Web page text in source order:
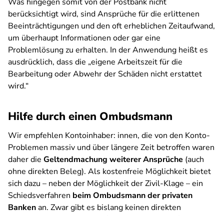
berücksichtigt wird, sind Ansprüche für die erlittenen
Beeinträchtigungen und den oft erheblichen Zeitaufwand,
um überhaupt Informationen oder gar eine
Problemlösung zu erhalten. In der Anwendung heißt es
ausdrücklich, dass die „eigene Arbeitszeit für die
Bearbeitung oder Abwehr der Schäden nicht erstattet
wird.“
Hilfe durch einen Ombudsmann
Wir empfehlen Kontoinhaber: innen, die von den Konto-
Problemen massiv und über längere Zeit betroffen waren
daher die Geltendmachung weiterer Ansprüche (auch
ohne direkten Beleg). Als kostenfreie Möglichkeit bietet
sich dazu – neben der Möglichkeit der Zivil-Klage – ein
Schiedsverfahren beim Ombudsmann der privaten
Bankenan. Zwar gibt es bislang keinen direkten